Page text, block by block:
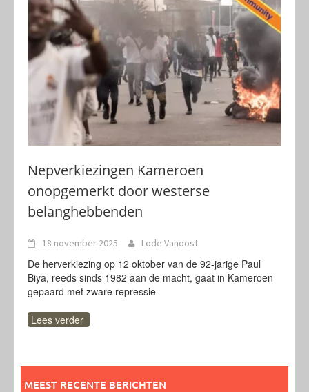
Nepverkiezingen Kameroen
onopgemerkt door westerse
belanghebbenden
18 november 2025 Lode Vanoost
De herverkiezing op 12 oktober van de 92-jarige Paul
Biya, reeds sinds 1982 aan de macht, gaat in Kameroen
gepaard met zware repressie
Lees verder
MEEST RECENTE BERICHTEN